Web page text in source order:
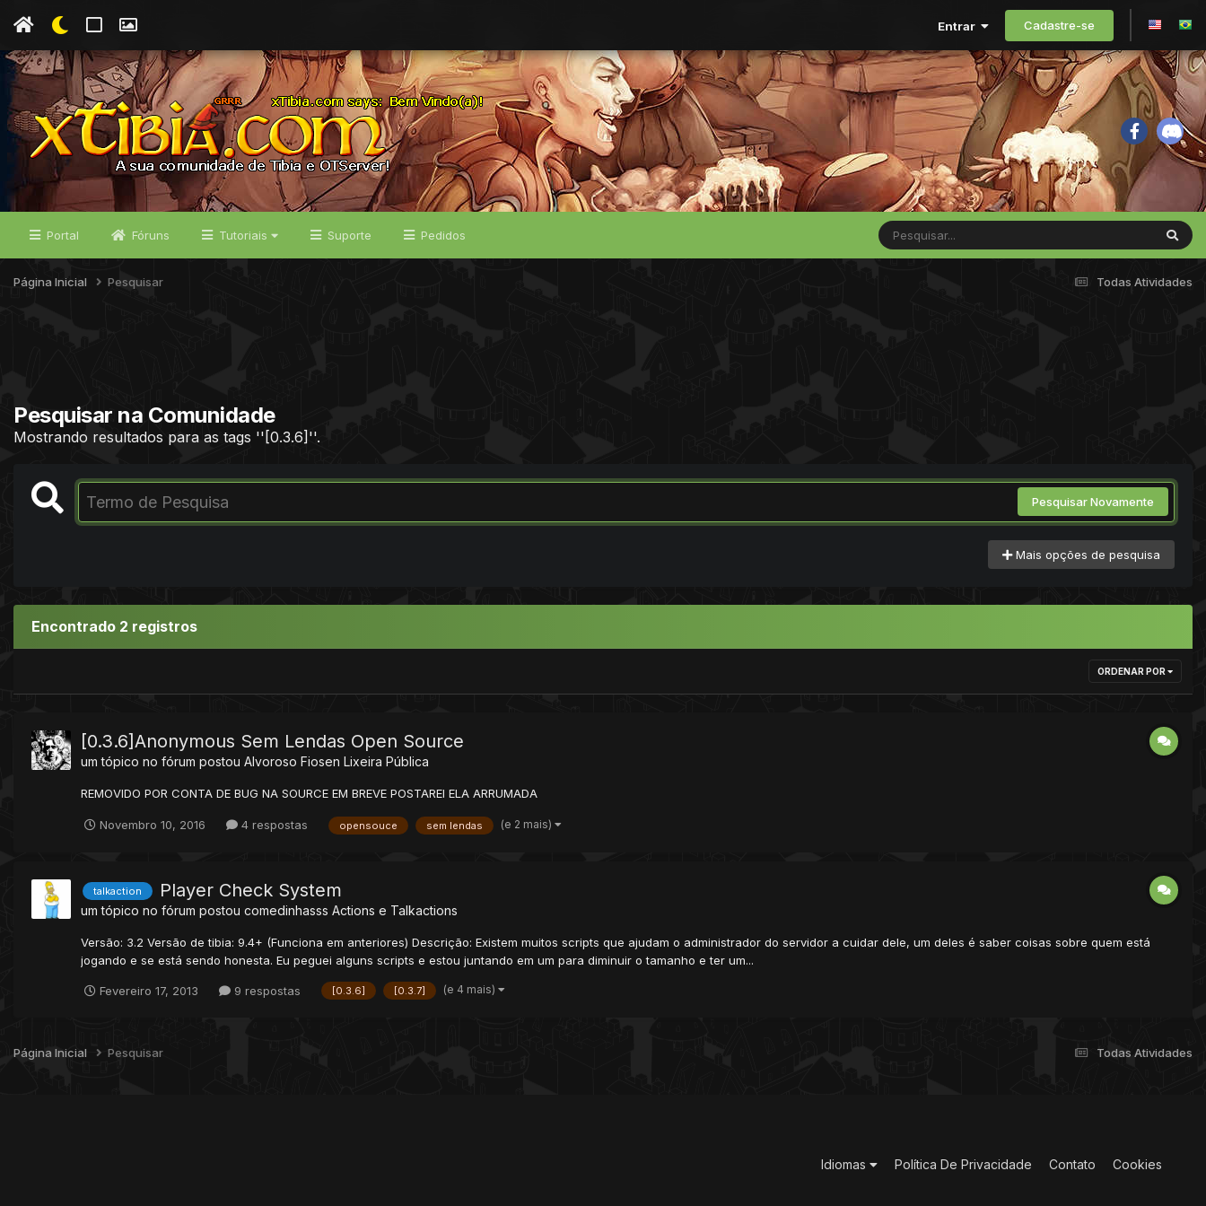
Entrar Cadastre-se
Portal Fóruns Tutoriais Suporte Pedidos
Todas Atividades
Página Inicial Pesquisar
Pesquisar na Comunidade
Mostrando resultados para as tags ''[0.3.6]''.
Pesquisar Novamente
Mais opções de pesquisa
Encontrado 2 registros
ORDENAR POR
[0.3.6]Anonymous Sem Lendas Open Source
um tópico no fórum postou Alvoroso Fiosen Lixeira Pública
REMOVIDO POR CONTA DE BUG NA SOURCE EM BREVE POSTAREI ELA ARRUMADA
Novembro 10, 2016 4 respostas opensouce sem lendas (e 2 mais)
talkaction Player Check System
um tópico no fórum postou comedinhasss Actions e Talkactions
Versão: 3.2 Versão de tibia: 9.4+ (Funciona em anteriores) Descrição: Existem muitos scripts que ajudam o administrador do servidor a cuidar dele, um deles é saber coisas sobre quem está
jogando e se está sendo honesta. Eu peguei alguns scripts e estou juntando em um para diminuir o tamanho e ter um...
Fevereiro 17, 2013 9 respostas [0.3.6] [0.3.7] (e 4 mais)
Todas Atividades
Página Inicial Pesquisar
Idiomas Política De Privacidade Contato Cookies